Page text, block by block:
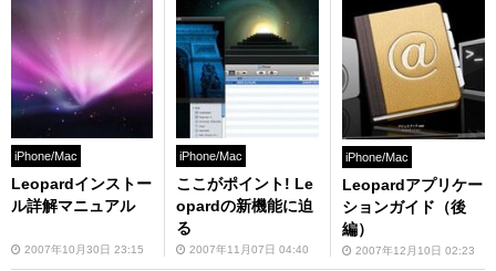
iPhone/Mac
Leopardインストー
ル詳解マニュアル
2007年10月30日 23:15
iPhone/Mac
ここがポイント! Le
opardの新機能に迫
る
2007年11月07日 04:40
iPhone/Mac
Leopardアプリケー
ションガイド（後
編）
2007年12月10日 02:23